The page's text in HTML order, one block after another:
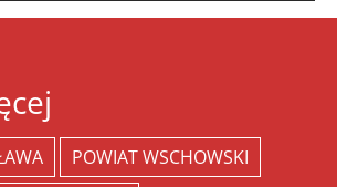
POWIAT WSCHOWSKI